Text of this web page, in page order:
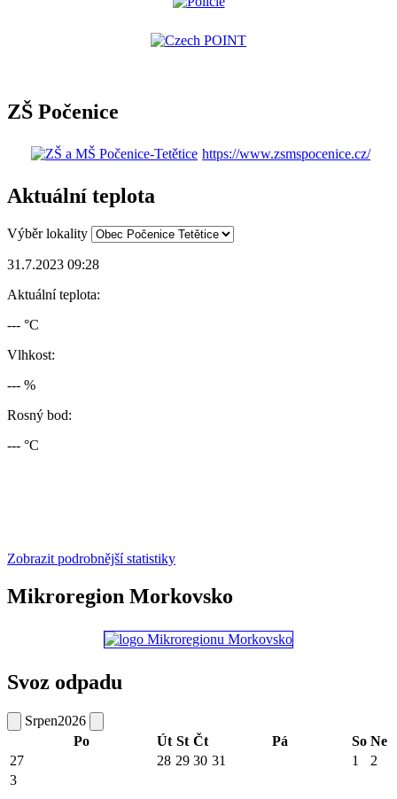
ZŠ Počenice
https://www.zsmspocenice.cz/
Aktuální teplota
Výběr lokality
31.7.2023 09:28
Aktuální teplota:
--- °C
Vlhkost:
--- %
Rosný bod:
--- °C
Zobrazit podrobnější statistiky
Mikroregion Morkovsko
Svoz odpadu
Srpen2026
Po
Út St Čt Pá So Ne
27
28 29 30 31 1
2
3